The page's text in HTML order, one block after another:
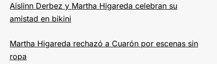
Aislinn Derbez y Martha Higareda celebran su
amistad en bikini
Martha Higareda rechazó a Cuarón por escenas sin
ropa